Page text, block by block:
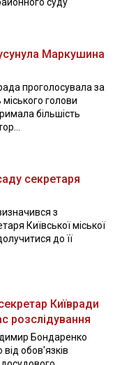
Маркушина
проголосувала за
голови
більшість
секретаря
з
Київської міської
до її
Київради
розслідування
Бондаренко
обов'язків